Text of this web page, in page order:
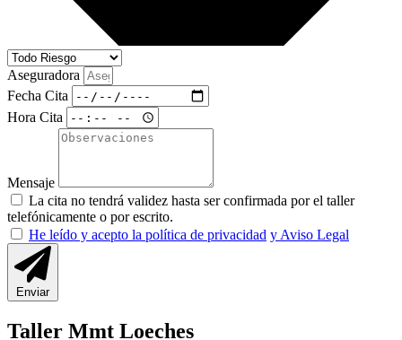
Aseguradora
Fecha Cita
Hora Cita
Mensaje
La cita no tendrá validez hasta ser confirmada por el taller
telefónicamente o por escrito.
He leído y acepto la política de privacidad y Aviso Legal
Enviar
Taller Mmt Loeches